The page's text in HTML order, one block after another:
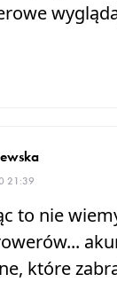
21:39
to nie
które